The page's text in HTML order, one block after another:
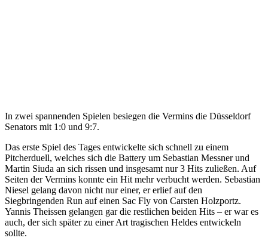
In zwei spannenden Spielen besiegen die Vermins die Düsseldorf
Senators mit 1:0 und 9:7.
Das erste Spiel des Tages entwickelte sich schnell zu einem
Pitcherduell, welches sich die Battery um Sebastian Messner und
Martin Siuda an sich rissen und insgesamt nur 3 Hits zuließen. Auf
Seiten der Vermins konnte ein Hit mehr verbucht werden. Sebastian
Niesel gelang davon nicht nur einer, er erlief auf den
Siegbringenden Run auf einen Sac Fly von Carsten Holzportz.
Yannis Theissen gelangen gar die restlichen beiden Hits – er war es
auch, der sich später zu einer Art tragischen Heldes entwickeln
sollte.